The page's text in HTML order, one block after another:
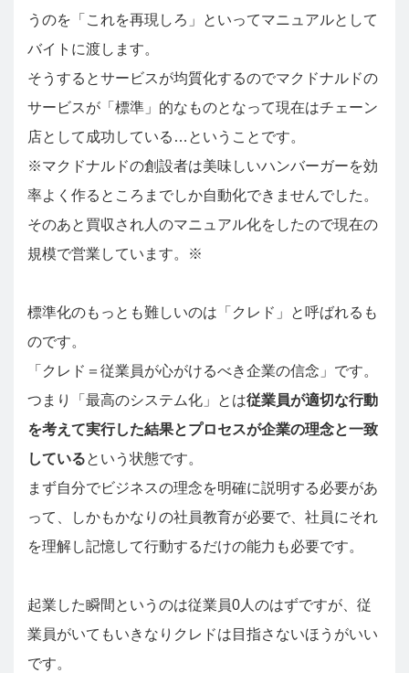
うのを「これを再現しろ」といってマニュアルとして
バイトに渡します。
そうするとサービスが均質化するのでマクドナルドの
サービスが「標準」的なものとなって現在はチェーン
店として成功している…ということです。
※マクドナルドの創設者は美味しいハンバーガーを効
率よく作るところまでしか自動化できませんでした。
そのあと買収され人のマニュアル化をしたので現在の
規模で営業しています。※
標準化のもっとも難しいのは「クレド」と呼ばれるも
のです。
「クレド＝従業員が心がけるべき企業の信念」です。
つまり「最高のシステム化」とは従業員が適切な行動
を考えて実行した結果とプロセスが企業の理念と一致
しているという状態です。
まず自分でビジネスの理念を明確に説明する必要があ
って、しかもかなりの社員教育が必要で、社員にそれ
を理解し記憶して行動するだけの能力も必要です。
起業した瞬間というのは従業員0人のはずですが、従
業員がいてもいきなりクレドは目指さないほうがいい
です。